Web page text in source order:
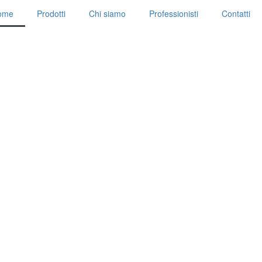
Prodotti Chi siamo Professionisti Contatti